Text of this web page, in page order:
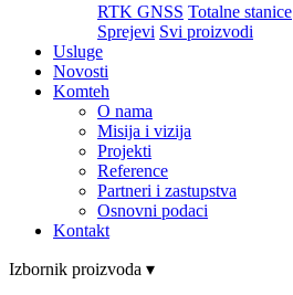
RTK GNSS Totalne stanice
Sprejevi Svi proizvodi
Usluge
Novosti
Komteh
O nama
Misija i vizija
Projekti
Reference
Partneri i zastupstva
Osnovni podaci
Kontakt
Izbornik proizvoda ▾